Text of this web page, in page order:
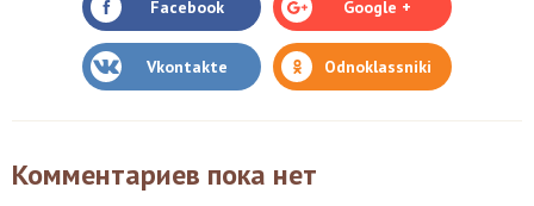
Facebook Google +
Vkontakte Odnoklassniki
Комментариев пока нет